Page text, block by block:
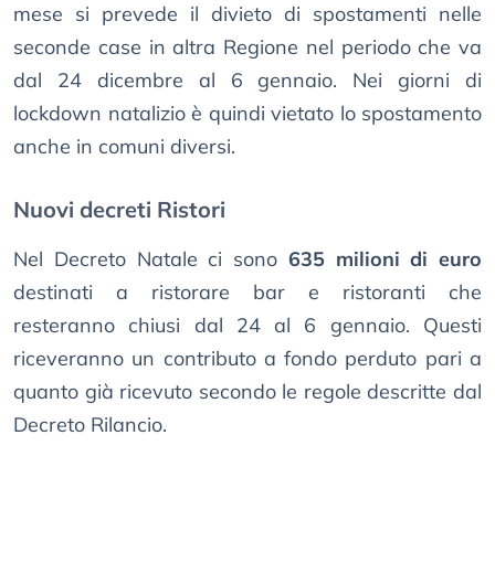
mese si prevede il divieto di spostamenti nelle
seconde case in altra Regione nel periodo che va
dal 24 dicembre al 6 gennaio. Nei giorni di
lockdown natalizio è quindi vietato lo spostamento
anche in comuni diversi.
Nuovi decreti Ristori
Nel Decreto Natale ci sono 635 milioni di euro
destinati a ristorare bar e ristoranti che
resteranno chiusi dal 24 al 6 gennaio. Questi
riceveranno un contributo a fondo perduto pari a
quanto già ricevuto secondo le regole descritte dal
Decreto Rilancio.